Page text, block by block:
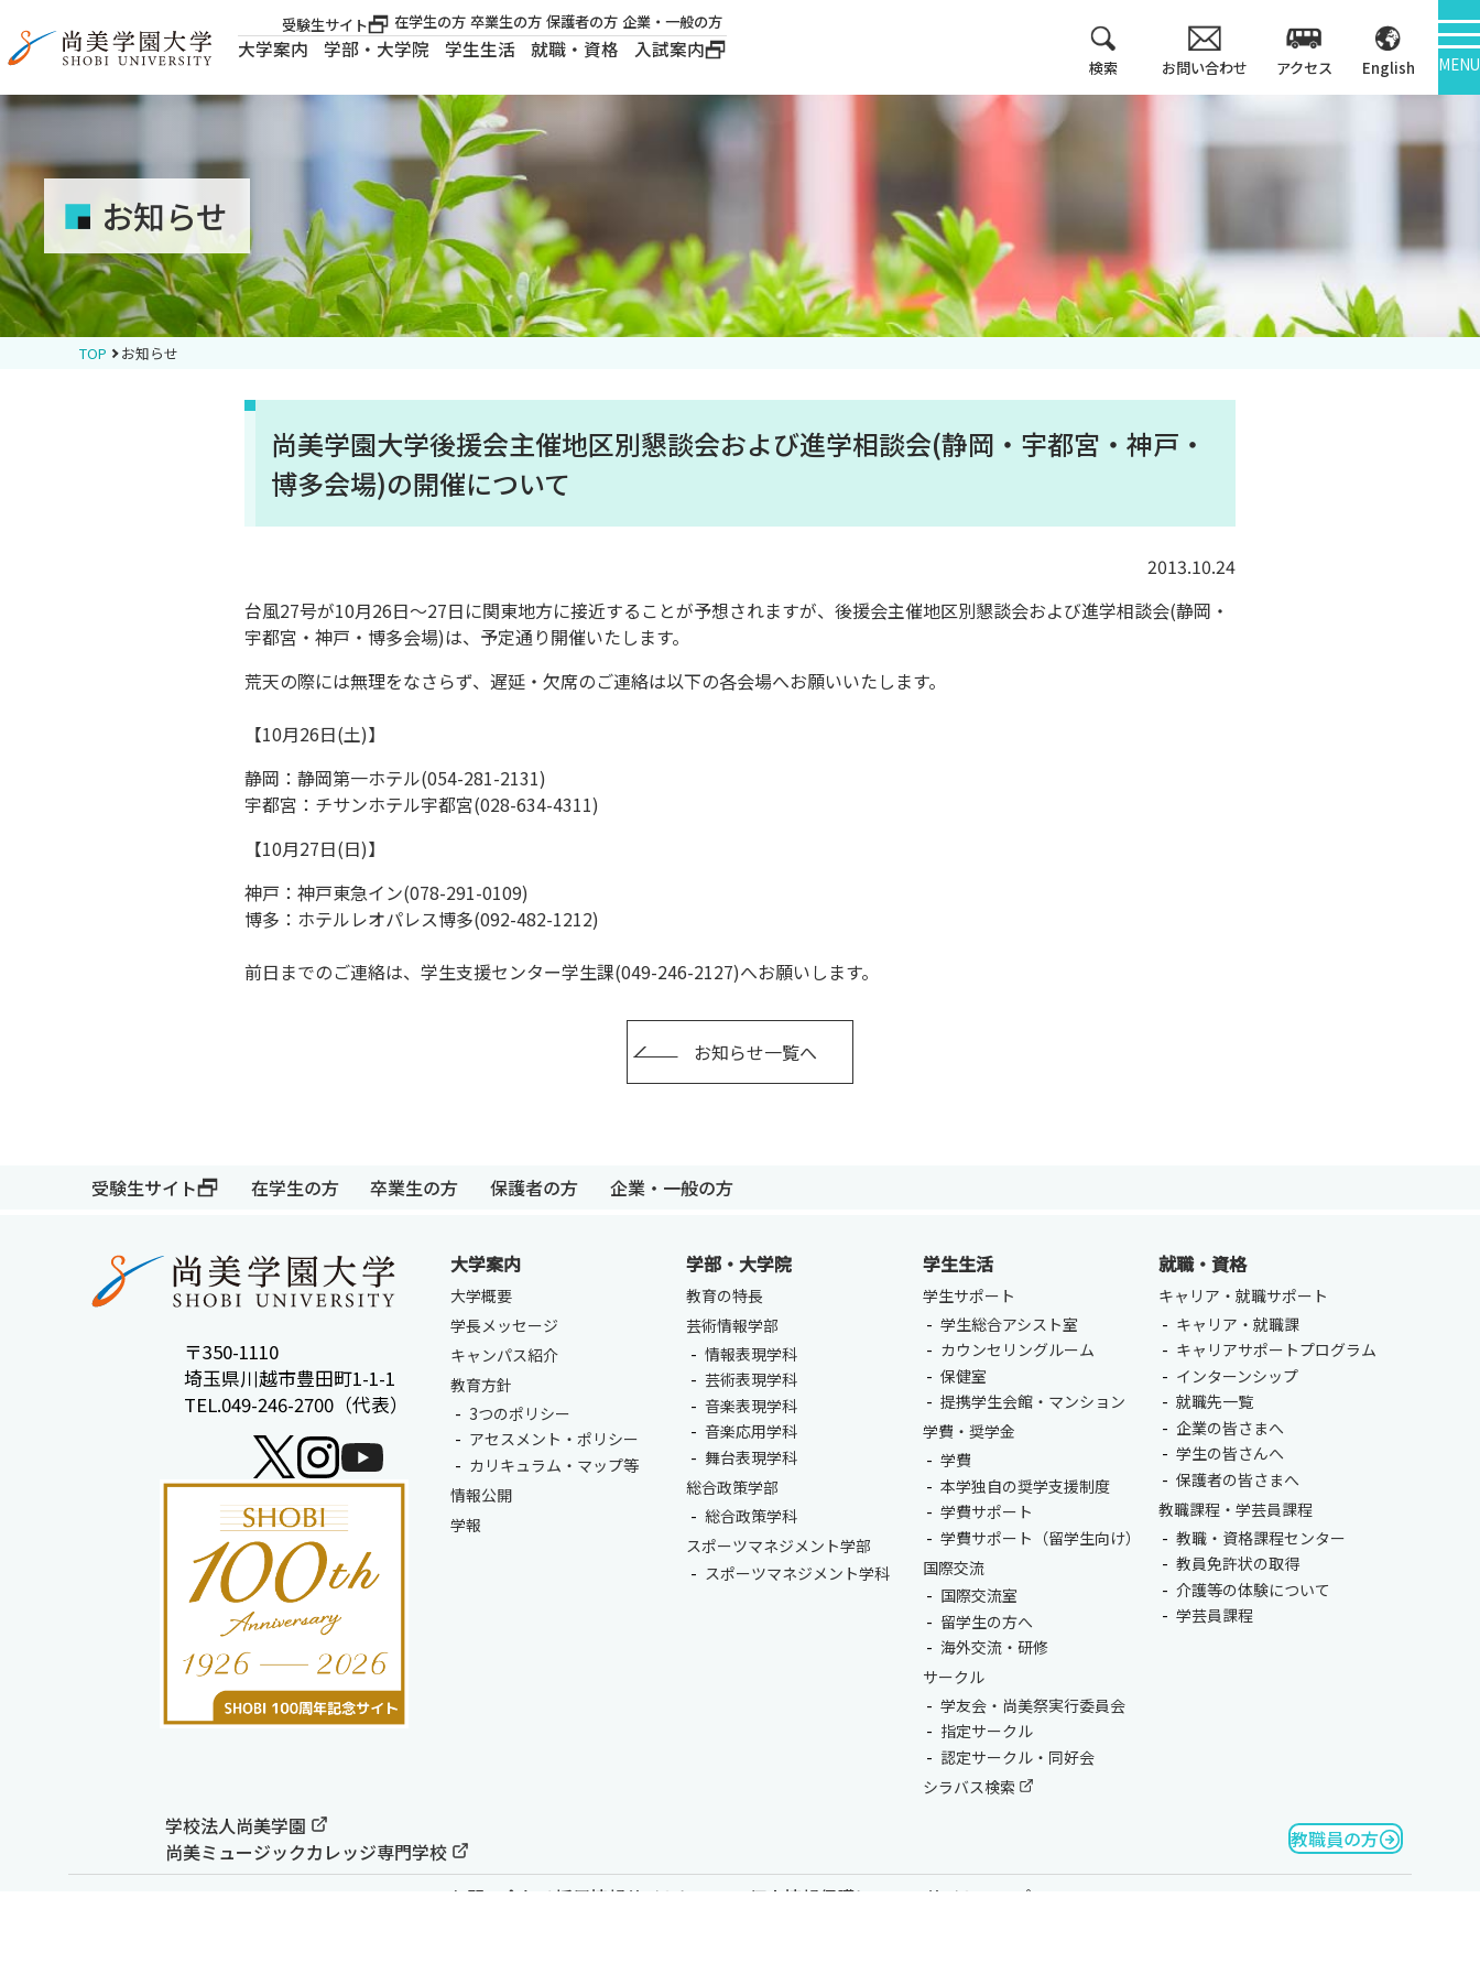
受験生サイト 在学生の方 卒業生の方 保護者の方 企業・一般の方
大学案内 学部・大学院 学生生活 就職・資格 入試案内
検索 お問い合わせ アクセス English MENU
学部・大学院
学生生活
大学案内
建学の精神
ロゴマーク・公式キ
ャラクター
教育方針
カリキュラム・マッ
プ等
キャンパス紹介
内部質保証
中期計画
受験生サイト 在学生の方 保護者の方 企業・一般の方
総合認証基盤システム（要ログイン）
お知らせ
TOP お知らせ
尚美学園大学後援会主催地区別懇談会および進学相談会(静岡・宇都宮・神戸・
博多会場)の開催について
2013.10.24
台風27号が10月26日～27日に関東地方に接近することが予想されますが、後援会主催地区別懇談会および進学相談会(静岡・
宇都宮・神戸・博多会場)は、予定通り開催いたします。
荒天の際には無理をなさらず、遅延・欠席のご連絡は以下の各会場へお願いいたします。
【10月26日(土)】
静岡：静岡第一ホテル(054-281-2131)
宇都宮：チサンホテル宇都宮(028-634-4311)
【10月27日(日)】
神戸：神戸東急イン(078-291-0109)
博多：ホテルレオパレス博多(092-482-1212)
前日までのご連絡は、学生支援センター学生課(049-246-2127)へお願いします。
お知らせ一覧へ
受験生サイト 在学生の方 卒業生の方 保護者の方 企業・一般の方
〒350-1110
埼玉県川越市豊田町1-1-1
TEL.049-246-2700（代表）
大学案内
大学概要
学長メッセージ
キャンパス紹介
教育方針
3つのポリシー
アセスメント・ポリシー
カリキュラム・マップ等
情報公開
学報
学部・大学院
教育の特長
芸術情報学部
情報表現学科
芸術表現学科
音楽表現学科
音楽応用学科
舞台表現学科
総合政策学部
総合政策学科
スポーツマネジメント学部
スポーツマネジメント学科
学生生活
学生サポート
学生総合アシスト室
カウンセリングルーム
保健室
提携学生会館・マンション
学費・奨学金
学費
本学独自の奨学支援制度
学費サポート
学費サポート（留学生向け）
国際交流
国際交流室
留学生の方へ
海外交流・研修
サークル
学友会・尚美祭実行委員会
指定サークル
認定サークル・同好会
シラバス検索
就職・資格
キャリア・就職サポート
キャリア・就職課
キャリアサポートプログラム
インターンシップ
就職先一覧
企業の皆さまへ
学生の皆さんへ
保護者の皆さまへ
教職課程・学芸員課程
教職・資格課程センター
教員免許状の取得
介護等の体験について
学芸員課程
学校法人尚美学園
尚美ミュージックカレッジ専門学校
教職員の方
お問い合わせ 採用情報 サイトについて 個人情報保護について サイトマップ